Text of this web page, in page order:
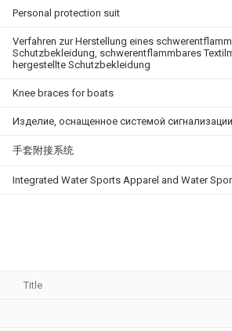
Personal protection suit
Verfahren zur Herstellung eines
Schutzbekleidung, schwerentflammbares
hergestellte Schutzbekleidung
Knee braces for boats
Изделие, оснащенное системой сигнализации
手套附接系统
Integrated Water Sports Apparel and Water
Title